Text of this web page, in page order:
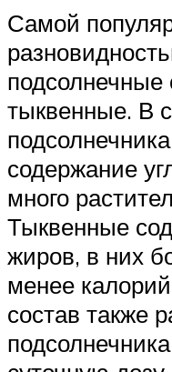
Самой
подсолнечные
тыквенные. В
содержание
много
Тыквенные
жиров, в них
менее
состав также